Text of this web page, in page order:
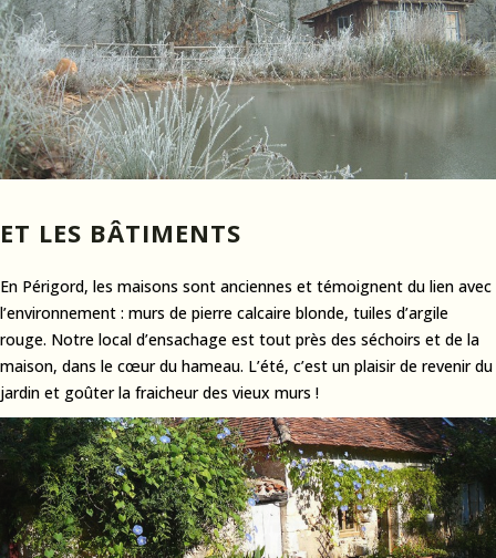
ET LES BÂTIMENTS
En Périgord, les maisons sont anciennes et témoignent du lien avec
l’environnement : murs de pierre calcaire blonde, tuiles d’argile
rouge. Notre local d’ensachage est tout près des séchoirs et de la
maison, dans le cœur du hameau. L’été, c’est un plaisir de revenir du
jardin et goûter la fraicheur des vieux murs !